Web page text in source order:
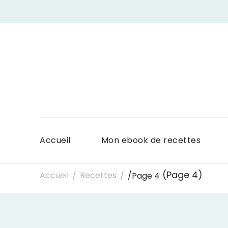
Accueil Mon ebook de recettes
Accueil / Recettes / /Page 4 (Page 4)